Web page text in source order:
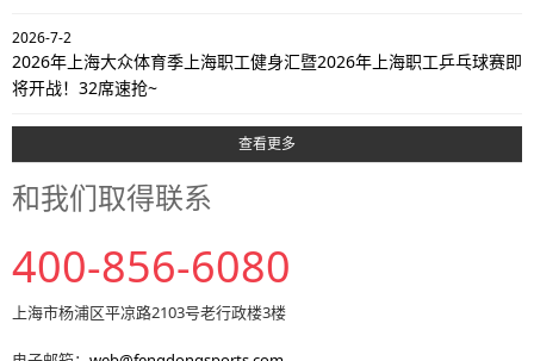
2026-7-2
2026年上海大众体育季上海职工健身汇暨2026年上海职工乒乓球赛即
将开战！32席速抢~
查看更多
和我们取得联系
400-856-6080
上海市杨浦区平凉路2103号老行政楼3楼